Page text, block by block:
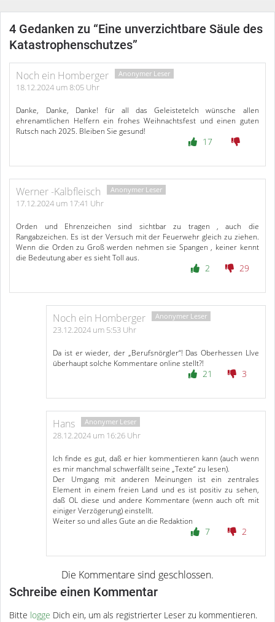
4 Gedanken zu “Eine unverzichtbare Säule des
Katastrophenschutzes”
Noch ein Homberger
18.12.2024 um 8:05 Uhr
Danke, Danke, Danke! für all das GeleisteteIch wünsche allen
ehrenamtlichen Helfern ein frohes Weihnachtsfest und einen guten
Rutsch nach 2025. Bleiben Sie gesund!
17
Werner -Kalbfleisch
17.12.2024 um 17:41 Uhr
Orden und Ehrenzeichen sind sichtbar zu tragen , auch die
Rangabzeichen. Es ist der Versuch mit der Feuerwehr gleich zu ziehen.
Wenn die Orden zu Groß werden nehmen sie Spangen , keiner kennt
die Bedeutung aber es sieht Toll aus.
2 29
Noch ein Homberger
23.12.2024 um 5:53 Uhr
Da ist er wieder, der „Berufsnörgler“! Das Oberhessen LIve
überhaupt solche Kommentare online stellt?!
21 3
Hans
28.12.2024 um 16:26 Uhr
Ich finde es gut, daß er hier kommentieren kann (auch wenn
es mir manchmal schwerfällt seine „Texte“ zu lesen).
Der Umgang mit anderen Meinungen ist ein zentrales
Element in einem freien Land und es ist positiv zu sehen,
daß OL diese und andere Kommentare (wenn auch oft mit
einiger Verzögerung) einstellt.
Weiter so und alles Gute an die Redaktion
7 2
Schreibe einen Kommentar
Bitte logge Dich ein, um als registrierter Leser zu kommentieren.